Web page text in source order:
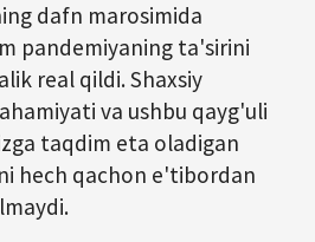
dafn marosimida
pandemiyaning ta'sirini
real qildi. Shaxsiy
va ushbu qayg'uli
taqdim eta oladigan
hech qachon e'tibordan